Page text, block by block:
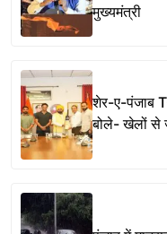
मुख्यमंत्री
शेर-ए-पंजाब
बोले- खेलों से